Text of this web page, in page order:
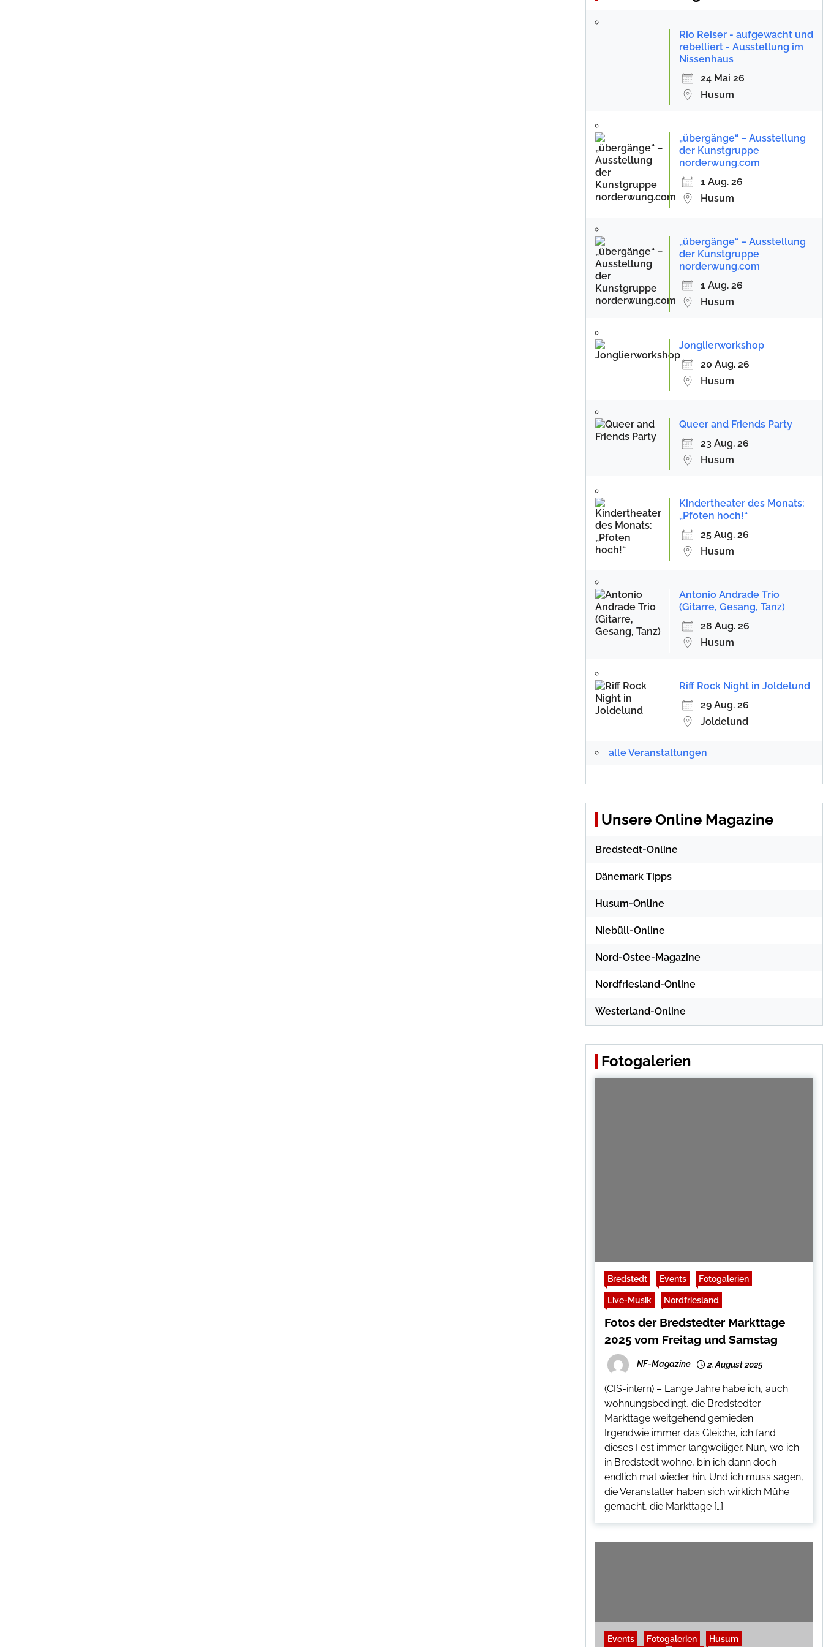
Rio Reiser - aufgewacht und
rebelliert - Ausstellung im
Nissenhaus
24 Mai 26
Husum
„übergänge“ – Ausstellung
der Kunstgruppe
norderwung.com
1 Aug. 26
Husum
„übergänge“ – Ausstellung
der Kunstgruppe
norderwung.com
1 Aug. 26
Husum
Jonglierworkshop
20 Aug. 26
Husum
Queer and Friends Party
23 Aug. 26
Husum
Kindertheater des Monats:
„Pfoten hoch!“
25 Aug. 26
Husum
Antonio Andrade Trio
(Gitarre, Gesang, Tanz)
28 Aug. 26
Husum
Riff Rock Night in Joldelund
29 Aug. 26
Joldelund
alle Veranstaltungen
Unsere Online Magazine
Bredstedt-Online
Dänemark Tipps
Husum-Online
Niebüll-Online
Nord-Ostee-Magazine
Nordfriesland-Online
Westerland-Online
Fotogalerien
Bredstedt Events Fotogalerien
Live-Musik Nordfriesland
Fotos der Bredstedter Markttage
2025 vom Freitag und Samstag
NF-Magazine 2. August 2025
(CIS-intern) – Lange Jahre habe ich, auch
wohnungsbedingt, die Bredstedter
Markttage weitgehend gemieden.
Irgendwie immer das Gleiche, ich fand
dieses Fest immer langweiliger. Nun, wo ich
in Bredstedt wohne, bin ich dann doch
endlich mal wieder hin. Und ich muss sagen,
die Veranstalter haben sich wirklich Mühe
gemacht, die Markttage […]
Events Fotogalerien Husum